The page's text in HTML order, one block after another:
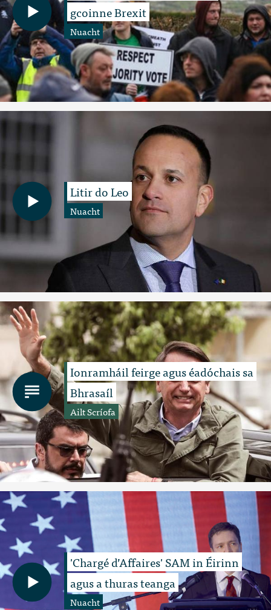
gcoinne Brexit
Nuacht
Litir do Leo
Nuacht
Ionramháil feirge agus éadóchais sa
Bhrasaíl
Ailt Scríofa
'Chargé d’Affaires' SAM in Éirinn
agus a thuras teanga
Nuacht